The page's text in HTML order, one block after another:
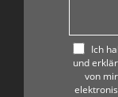
Ich
und
von